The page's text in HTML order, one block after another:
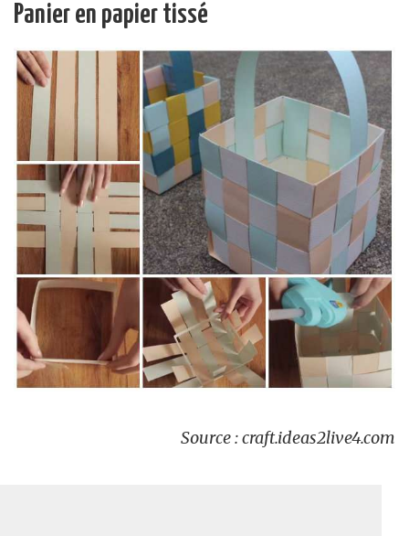
Panier en papier tissé
Source : craft.ideas2live4.com